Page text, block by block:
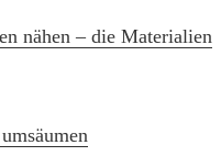
nähen – die Materialien